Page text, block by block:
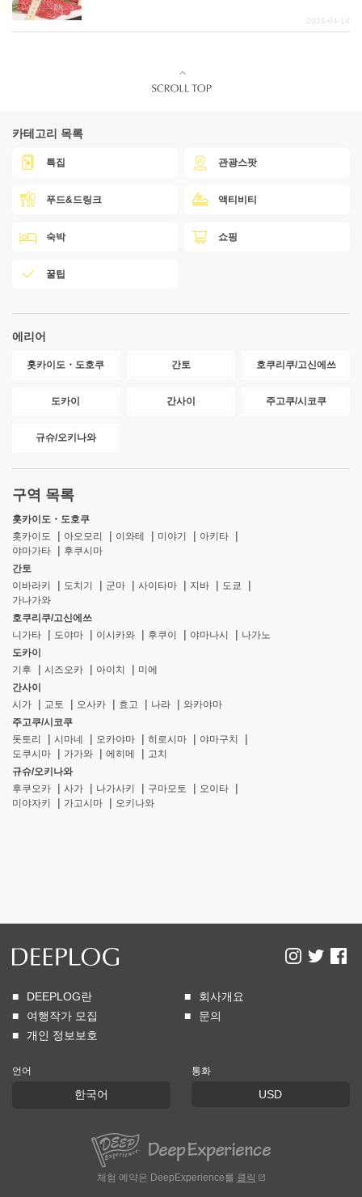
2021-04-14
카테고리 목록
특집 관광스팟
푸드&드링크 액티비티
숙박 쇼핑
꿀팁
에리어
홋카이도・도호쿠 간토 호쿠리쿠/고신에쓰
도카이 간사이 주고쿠/시코쿠
규슈/오키나와
구역 목록
홋카이도・도호쿠
홋카이도
아오모리 이와테 미야기
아키타
야마가타
후쿠시마
간토
이바라키
도치기 군마 사이타마 지바
도쿄
가나가와
호쿠리쿠/고신에쓰
니가타
도야마 이시카와 후쿠이 야마나시
나가노
도카이
기후
시즈오카 아이치
미에
간사이
시가
교토 오사카 효고 나라
와카야마
주고쿠/시코쿠
돗토리
시마네 오카야마 히로시마
야마구치
도쿠시마
가가와 에히메
고치
규슈/오키나와
후쿠오카
사가 나가사키 구마모토
오이타
미야자키
가고시마 오키나와
DEEPLOG란
회사개요
여행작가 모집
문의
개인 정보보호
언어
한국어
통화
USD
체험 예약은 DeepExperience를 클릭